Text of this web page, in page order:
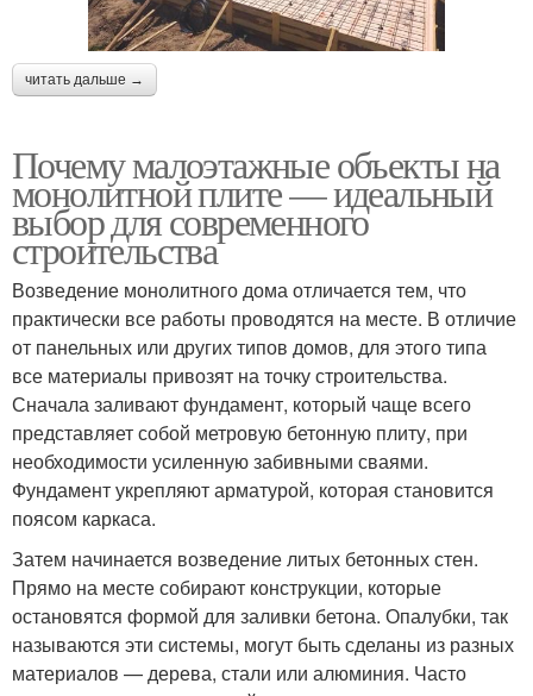
читать дальше →
Почему малоэтажные объекты на
монолитной плите — идеальный
выбор для современного
строительства
Возведение монолитного дома отличается тем, что
практически все работы проводятся на месте. В отличие
от панельных или других типов домов, для этого типа
все материалы привозят на точку строительства.
Сначала заливают фундамент, который чаще всего
представляет собой метровую бетонную плиту, при
необходимости усиленную забивными сваями.
Фундамент укрепляют арматурой, которая становится
поясом каркаса.
Затем начинается возведение литых бетонных стен.
Прямо на месте собирают конструкции, которые
остановятся формой для заливки бетона. Опалубки, так
называются эти системы, могут быть сделаны из разных
материалов — дерева, стали или алюминия. Часто